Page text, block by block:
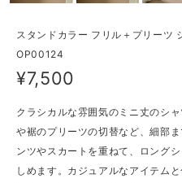
スタンドカラー フリル＋プリーツ
OP00124
¥7,500
クラシカルな雰囲気のミニ丈のシ
や裾のプリーツの切替など、細部
ンツやスカートを重ねて、ロング
しめます。カジュアルなアイテム